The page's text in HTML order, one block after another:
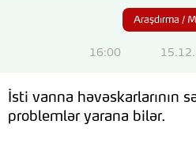
Araşdırma /
16:00
İsti vanna həvəskarlarının
problemlər yarana bilər.